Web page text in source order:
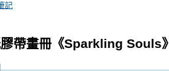
記
帶畫冊《Sparkling Souls》